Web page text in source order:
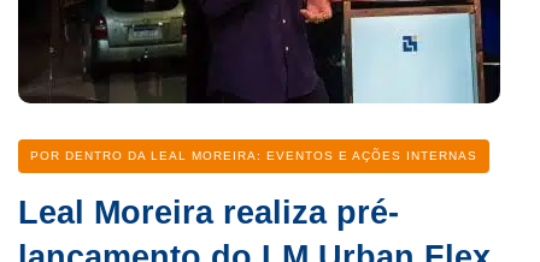
Categoria
POR DENTRO DA LEAL MOREIRA: EVENTOS E AÇÕES INTERNAS
Leal Moreira realiza pré-